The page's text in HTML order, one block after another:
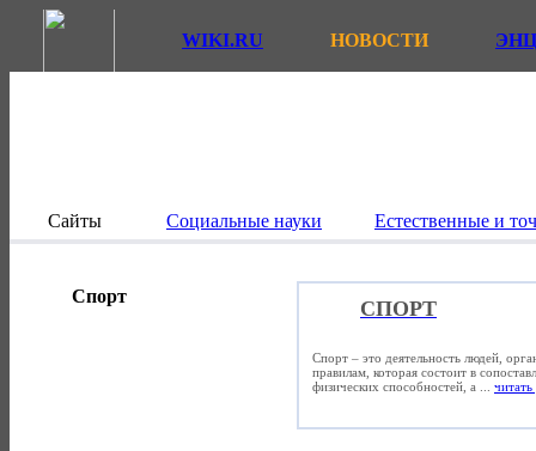
WIKI.RU НОВОСТИ
Сайты Социальные науки Естественные и
Спорт
СПОРТ
Спорт – это деятельность людей,
правилам, которая состоит в
физических способностей, а ... читать